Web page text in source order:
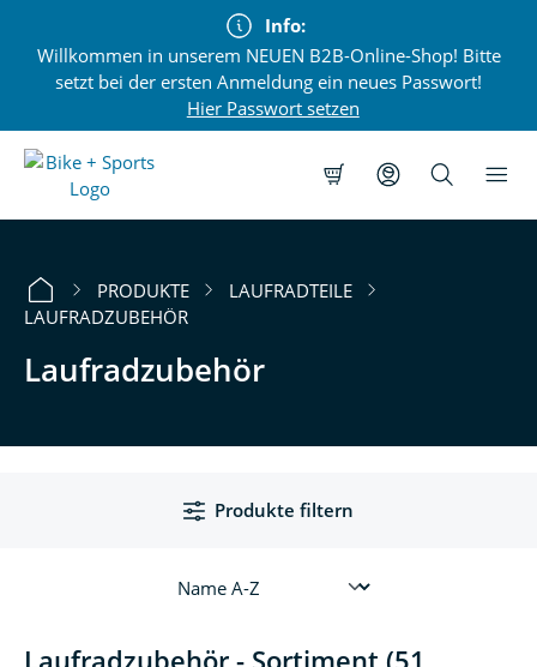
Info:
Willkommen in unserem NEUEN B2B-Online-Shop! Bitte
setzt bei der ersten Anmeldung ein neues Passwort!
Hier Passwort setzen
PRODUKTE
LAUFRADTEILE
LAUFRADZUBEHÖR
Laufradzubehör
Produkte filtern
Laufradzubehör - Sortiment (51